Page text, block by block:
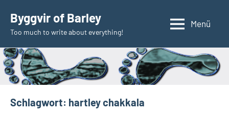
Inhalt
springen
Byggvir of Barley
Too much to write about everything!
Menü
Schlagwort: hartley chakkala